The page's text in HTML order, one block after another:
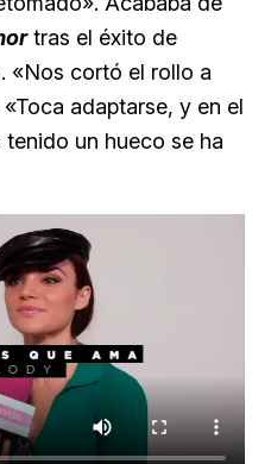
tras el éxito de
«Nos cortó el rollo a
adaptarse, y en el
un hueco se ha